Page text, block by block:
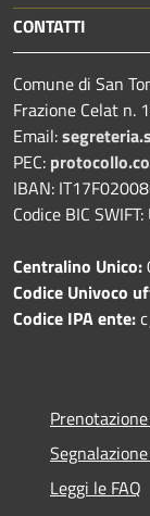
CONTATTI
Comune di San
Frazione Celat n.
Email:
PEC:
IBAN:
Codice BIC
Centralino Unico:
Codice Univoco
Codice IPA ente:
Leggi le FAQ